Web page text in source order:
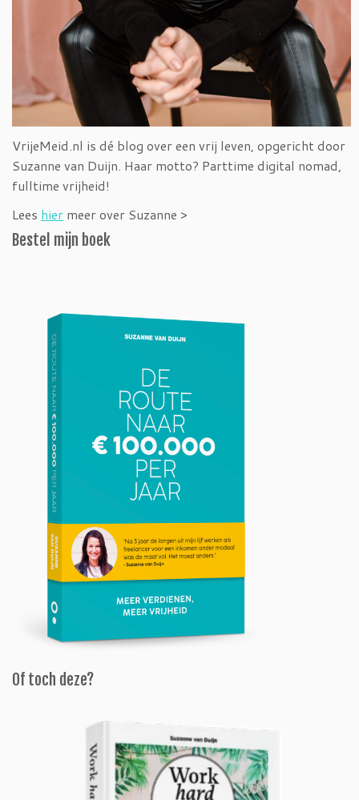
VrijeMeid.nl is dé blog over een vrij leven, opgericht door
Suzanne van Duijn. Haar motto? Parttime digital nomad,
fulltime vrijheid!
Lees hier meer over Suzanne >
Bestel mijn boek
Of toch deze?